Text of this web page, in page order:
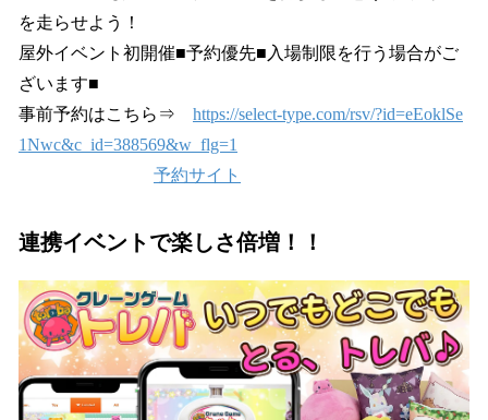
を走らせよう！
屋外イベント初開催■予約優先■入場制限を行う場合がご
ざいます■
事前予約はこちら⇒ https://select-type.com/rsv/?id=eEoklSe
1Nwc&c_id=388569&w_flg=1
予約サイト
連携イベントで楽しさ倍増！！